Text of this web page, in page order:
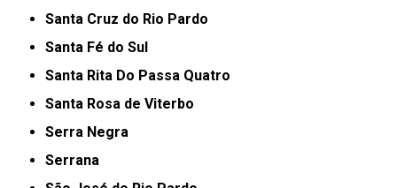
Santa Cruz do Rio Pardo
Santa Fé do Sul
Santa Rita Do Passa Quatro
Santa Rosa de Viterbo
Serra Negra
Serrana